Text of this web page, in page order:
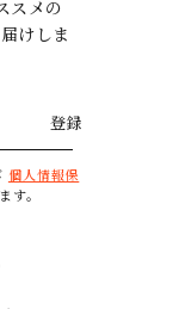
スメの
けしま
登録
個人情報保
す。